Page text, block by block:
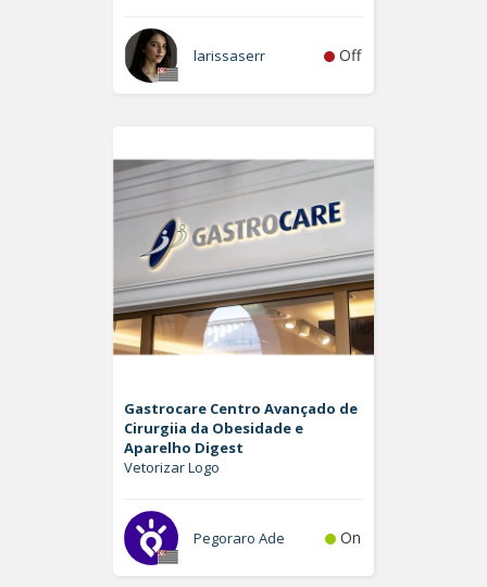
larissaserr Off
Gastrocare Centro Avançado de
Cirurgiia da Obesidade e
Aparelho Digest
Vetorizar Logo
Pegoraro Ade On